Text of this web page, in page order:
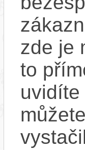
zde je
to
uvidíte